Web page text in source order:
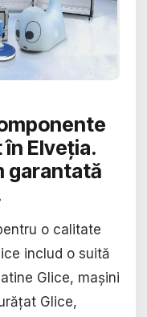
Elveția.
garantată
o calitate
includ o suită
Glice, mașini
Glice,